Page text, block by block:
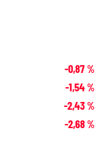
-0,87%
-1,54%
-2,43%
-2,68%